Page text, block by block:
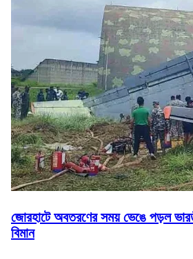
জোরহাটে অবতরণের সময় ভেঙে পড়ল
বিমান